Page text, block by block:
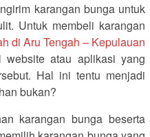
karangan bunga untuk
Untuk membeli karangan
di Aru Tengah – Kepulauan
website atau aplikasi yang
Hal ini tentu menjadi
bukan?
karangan bunga beserta